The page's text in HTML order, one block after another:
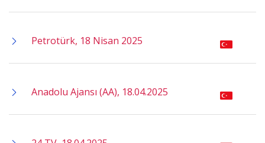
Petrotürk, 18 Nisan 2025
Anadolu Ajansı (AA), 18.04.2025